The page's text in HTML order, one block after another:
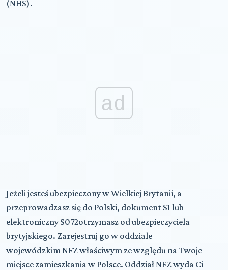
(NHS).
ad
Jeżeli jesteś ubezpieczony w Wielkiej Brytanii, a
przeprowadzasz się do Polski, dokument S1 lub
elektroniczny S072otrzymasz od ubezpieczyciela
brytyjskiego. Zarejestruj go w oddziale
wojewódzkim NFZwłaściwym ze względu na Twoje
miejsce zamieszkania w Polsce. OddziałNFZwyda Ci